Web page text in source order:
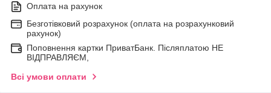
Оплата на рахунок
Безготівковий розрахунок (оплата на розрахунковий
рахунок)
Поповнення картки ПриватБанк. Післяплатою НЕ
ВІДПРАВЛЯЄМ,
Всі умови оплати